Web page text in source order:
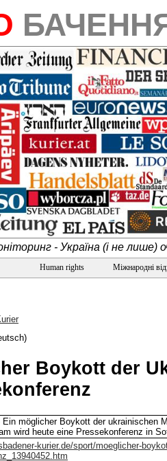
- Україна (і не лише)
Human rights Міжнародні
Boykott der
Ein möglicher Boykott der ukrainischen
wird heute eine Pressekonferenz in
kurier.de/sport/moeglicher-